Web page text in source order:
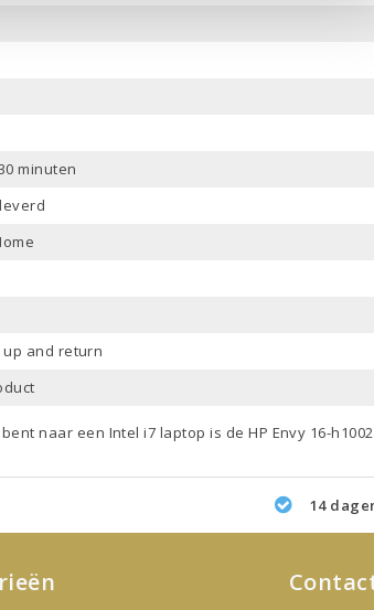
minuten
up and return
naar een Intel i7 laptopis de HP Envy 16-
14